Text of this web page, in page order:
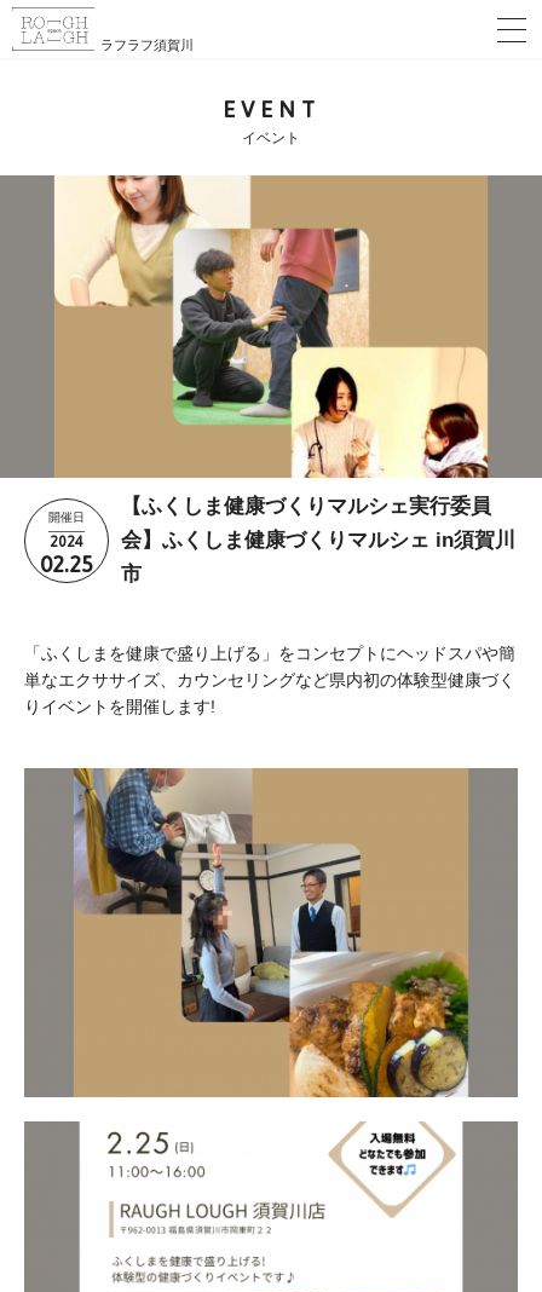
ラフラフ須賀川
EVENT
イベント
開催日
2024
02.25
【ふくしま健康づくりマルシェ実行委員
会】ふくしま健康づくりマルシェ in須賀川
市
「ふくしまを健康で盛り上げる」をコンセプトにヘッドスパや簡
単なエクササイズ、カウンセリングなど県内初の体験型健康づく
りイベントを開催します!